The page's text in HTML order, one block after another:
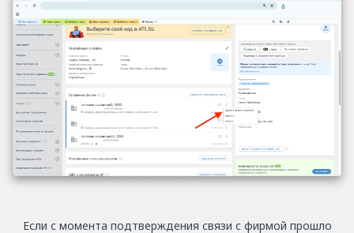
Если с момента подтверждения связи с фирмой прошло